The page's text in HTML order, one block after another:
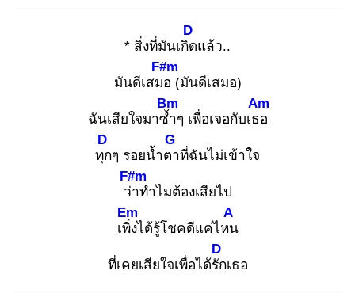
* สิ่งที่มันเกิด
D
แล้ว..
มันดีเสมอ
F#m
(มันดีเสมอ)
ฉันเสียใจมาซ้ำ
Bm
ๆ เพื่อเจอกับเธอ
Am
ทุก
D
ๆ รอยน้ำตา
G
ที่ฉันไม่เข้าใจ
ว่า
F#m
ทำไมต้องเสียไป
เพิ่ง
Em
ได้รู้โชคดีแค่ไหน
A
ที่เคยเสียใจเพื่อได้รัก
D
เธอ